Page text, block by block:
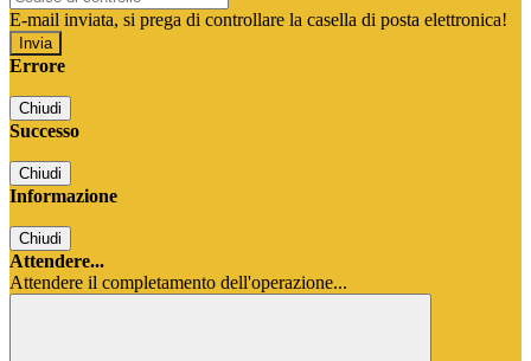
E-mail inviata, si prega di controllare la casella di posta elettronica!
Errore
Chiudi
Successo
Chiudi
Informazione
Chiudi
Attendere...
Attendere il completamento dell'operazione...